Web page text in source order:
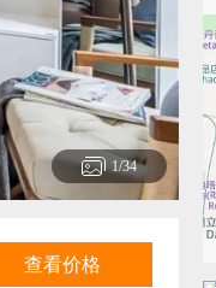
1/34
查看价格